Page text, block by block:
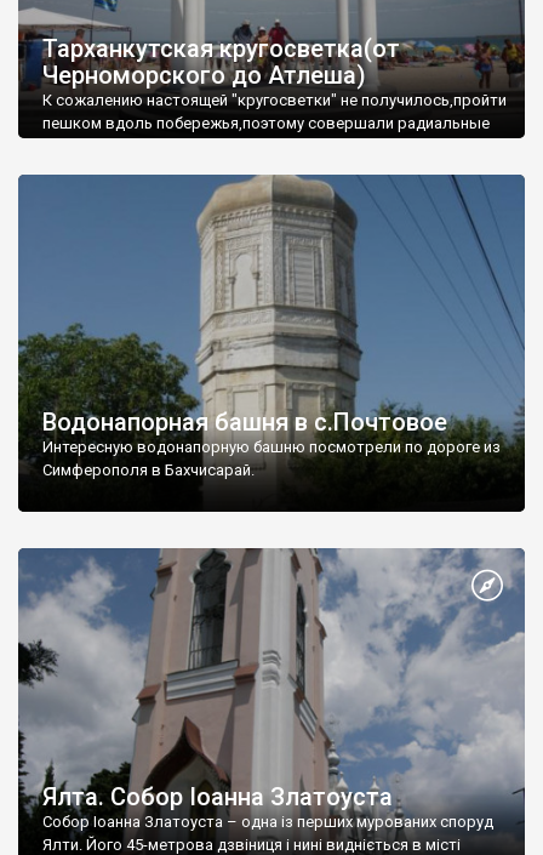
Тарханкутская кругосветка(от
Черноморского до Атлеша)
К сожалению настоящей "кругосветки" не получилось,пройти
пешком вдоль побережья,поэтому совершали радиальные
Водонапорная башня в с.Почтовое
Интересную водонапорную башню посмотрели по дороге из
Симферополя в Бахчисарай.
Ялта. Собор Іоанна Златоуста
Собор Іоанна Златоуста – одна із перших мурованих споруд
Ялти. Його 45-метрова дзвіниця і нині видніється в місті